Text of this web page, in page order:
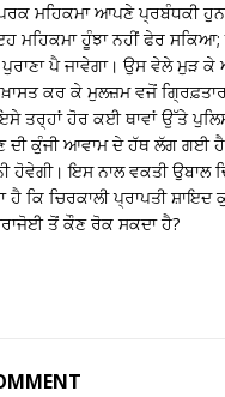
ਮਹਿਕਮਾ ਆਪਣੇ ਪ੍ਰਬੰਧਕੀ
ਮਹਿਕਮਾ ਹੂੰਝਾ ਨਹੀਂ ਫੇਰ
ਪੈ ਜਾਵੇਗਾ। ਉਸ ਵੇਲੇ ਮੁੜ
ਕਰ ਕੇ ਮੁਲਜ਼ਮ ਵਜੋਂ
ਤਰ੍ਹਾਂ ਹੋਰ ਕਈ ਥਾਵਾਂ ਉੱਤੇ
ਦੀ ਕੁੰਜੀ ਆਵਾਮ ਦੇ ਹੱਥ ਲੱਗ ਗਈ
ਹੋਵੇਗੀ। ਇਸ ਨਾਲ ਵਕਤੀ ਉਬਾਲ
ਕਿ ਚਿਰਕਾਲੀ ਪ੍ਰਾਪਤੀ
ਤੋਂ ਕੌਣ ਰੋਕ ਸਕਦਾ ਹੈ?